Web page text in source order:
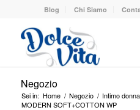
Blog Chi Siamo
Negozio
Sei in: Home / Negozio / Intimo donna
MODERN SOFT+COTTON WP